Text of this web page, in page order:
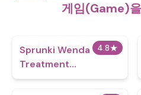
게임(Game)
4.8★
Sprunki Wenda
Treatment
Reimagined